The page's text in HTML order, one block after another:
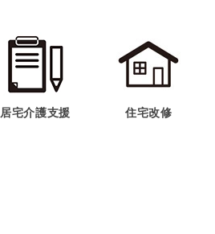
居宅介護支援 住宅改修